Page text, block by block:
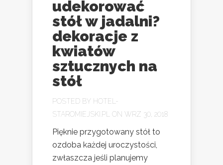
udekorować
stół w jadalni?
dekoracje z
kwiatów
sztucznych na
stół
POSTED BY HOTEL-
STAROMIEJSKI.PL
ON WRZ 30, 2018
Pięknie przygotowany stół to
ozdoba każdej uroczystości,
zwłaszcza jeśli planujemy